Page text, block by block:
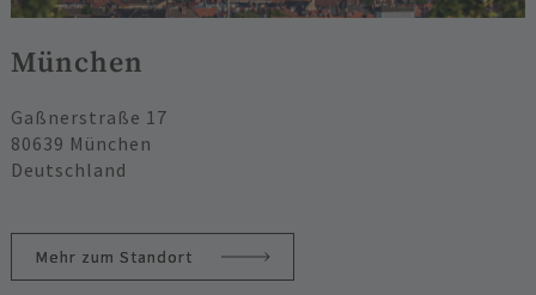
München
Gaßnerstraße 17
80639 München
Deutschland
Mehr zum Standort